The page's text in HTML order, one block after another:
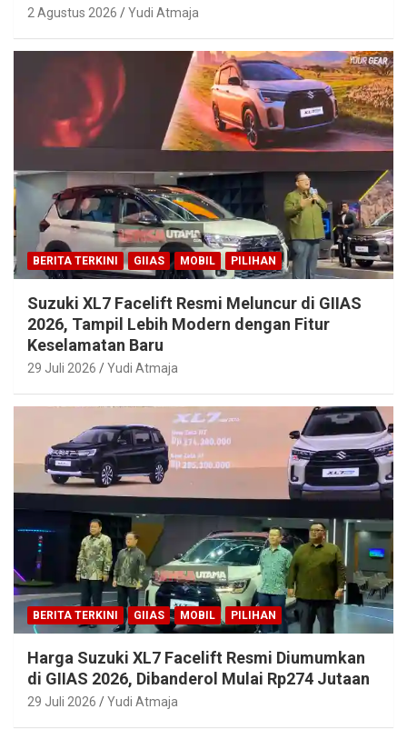
2 Agustus 2026 Yudi Atmaja
BERITA TERKINI GIIAS MOBIL PILIHAN
Suzuki XL7 Facelift Resmi Meluncur di GIIAS
2026, Tampil Lebih Modern dengan Fitur
Keselamatan Baru
29 Juli 2026 Yudi Atmaja
BERITA TERKINI GIIAS MOBIL PILIHAN
Harga Suzuki XL7 Facelift Resmi Diumumkan
di GIIAS 2026, Dibanderol Mulai Rp274 Jutaan
29 Juli 2026 Yudi Atmaja